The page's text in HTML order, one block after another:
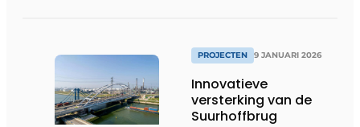
PROJECTEN 9 JANUARI 2026
Innovatieve
versterking van de
Suurhoffbrug